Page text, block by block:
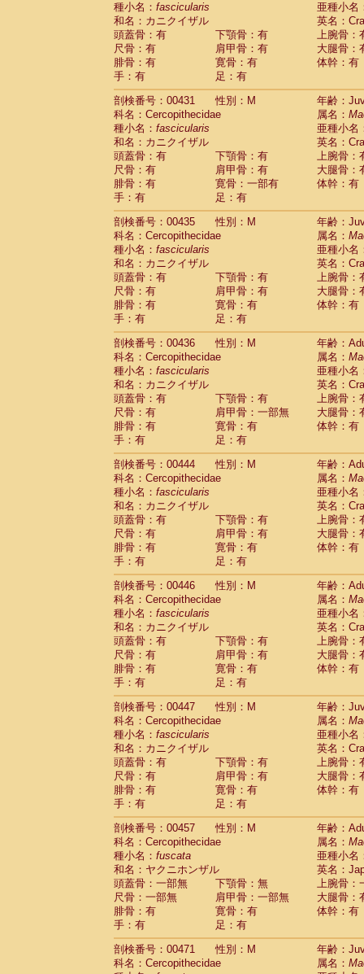
種小名： fascicularis
亜種小名
和名：カニクイザル
英名：
頭蓋骨：有
下顎骨：有
上腕骨：
尺骨：有
肩甲骨：有
大腿骨：
腓骨：有
寛骨：有
体幹：有
手：有
足：有
剖検番号：00431
性別：M
年齢：
科名：Cercopithecidae
属名：
種小名： fascicularis
亜種小名
和名：カニクイザル
英名：
頭蓋骨：有
下顎骨：有
上腕骨：
尺骨：有
肩甲骨：有
大腿骨：
腓骨：有
寛骨：一部有
体幹：有
手：有
足：有
剖検番号：00435
性別：M
年齢：
科名：Cercopithecidae
属名：
種小名： fascicularis
亜種小名
和名：カニクイザル
英名：
頭蓋骨：有
下顎骨：有
上腕骨：
尺骨：有
肩甲骨：有
大腿骨：
腓骨：有
寛骨：有
体幹：有
手：有
足：有
剖検番号：00436
性別：M
年齢：
科名：Cercopithecidae
属名：
種小名： fascicularis
亜種小名
和名：カニクイザル
英名：
頭蓋骨：有
下顎骨：有
上腕骨：
尺骨：有
肩甲骨：一部無
大腿骨：
腓骨：有
寛骨：有
体幹：有
手：有
足：有
剖検番号：00444
性別：M
年齢：
科名：Cercopithecidae
属名：
種小名： fascicularis
亜種小名
和名：カニクイザル
英名：
頭蓋骨：有
下顎骨：有
上腕骨：
尺骨：有
肩甲骨：有
大腿骨：
腓骨：有
寛骨：有
体幹：有
手：有
足：有
剖検番号：00446
性別：M
年齢：
科名：Cercopithecidae
属名：
種小名： fascicularis
亜種小名
和名：カニクイザル
英名：
頭蓋骨：有
下顎骨：有
上腕骨：
尺骨：有
肩甲骨：有
大腿骨：
腓骨：有
寛骨：有
体幹：有
手：有
足：有
剖検番号：00447
性別：M
年齢：
科名：Cercopithecidae
属名：
種小名： fascicularis
亜種小名
和名：カニクイザル
英名：
頭蓋骨：有
下顎骨：有
上腕骨：
尺骨：有
肩甲骨：有
大腿骨：
腓骨：有
寛骨：有
体幹：有
手：有
足：有
剖検番号：00457
性別：M
年齢：
科名：Cercopithecidae
属名：
種小名： fuscata
亜種小名
和名：ヤクニホンザル
英名：
頭蓋骨：一部無
下顎骨：無
上腕骨：
尺骨：一部無
肩甲骨：一部無
大腿骨：
腓骨：有
寛骨：有
体幹：有
手：有
足：有
剖検番号：00471
性別：M
年齢：
科名：Cercopithecidae
属名：